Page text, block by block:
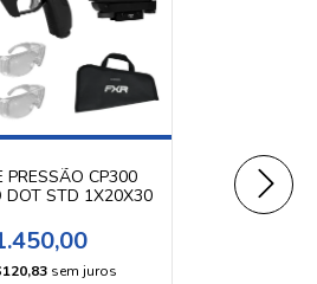
PRESSÃO CP300
DOT STD 1X20X30
sem juros
5.5MM +